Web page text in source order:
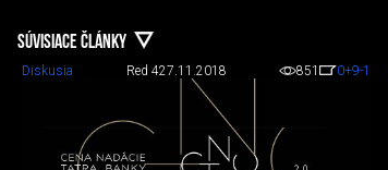
SÚVISIACE ČLÁNKY
Diskusia Red 427.11.2018 851 0+9-1